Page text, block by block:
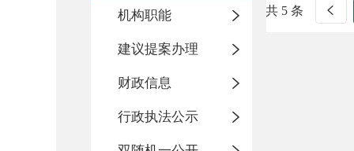
机构职能
建议提案办理
财政信息
行政执法公示
共 5 条